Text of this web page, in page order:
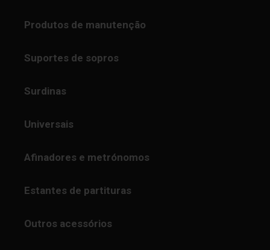
Produtos de manutenção
Suportes de sopros
Surdinas
Universais
Afinadores e metrónomos
Estantes de partituras
Outros acessórios